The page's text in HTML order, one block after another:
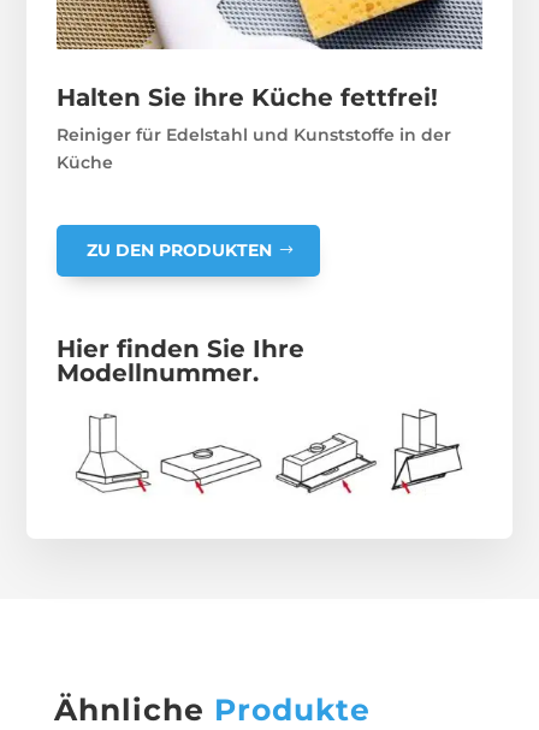
Halten Sie ihre Küche fettfrei!
Reiniger für Edelstahl und Kunststoffe in der
Küche
ZU DEN PRODUKTEN
Hier finden Sie Ihre
Modellnummer.
Ähnliche Produkte